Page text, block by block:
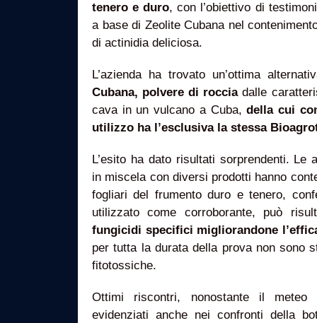
tenero e duro, con l’obiettivo di
a base di Zeolite Cubana nel
di actinidia deliciosa.
L’azienda ha trovato un’ottima
Cubana, polvere di rocciadalle
cava in un vulcano a Cuba,della cui
utilizzo ha l’esclusiva la stessa
L’esito ha dato risultati sorprendenti. Le
in miscela con diversi prodotti hanno
fogliari del frumento duro e tenero,
utilizzato come corroborante, può
fungicidi specifici migliorandone
per tutta la durata della prova non sono
fitotossiche.
Ottimi riscontri, nonostante il meteo
evidenziati anche nei confronti della